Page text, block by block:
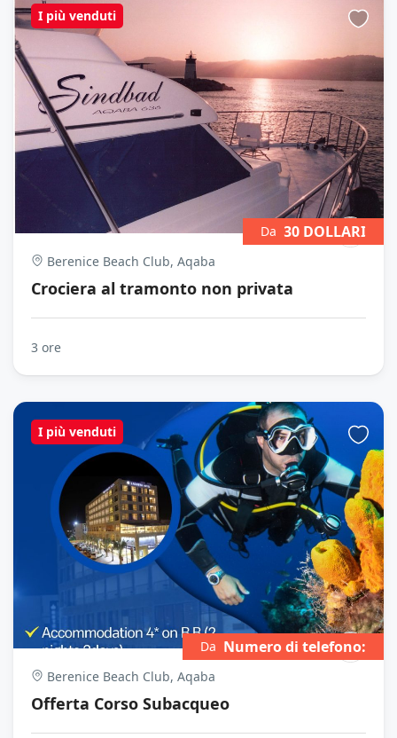
I più venduti
Berenice Beach Club, Aqaba
Crociera al tramonto non privata
Da 30 DOLLARI
3 ore
I più venduti
Berenice Beach Club, Aqaba
Offerta Corso Subacqueo
Da Numero di telefono: